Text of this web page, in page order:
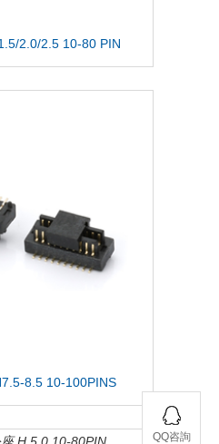
2.0/2.5 10-80 PIN
8.5 10-100PINS
QQ咨詢